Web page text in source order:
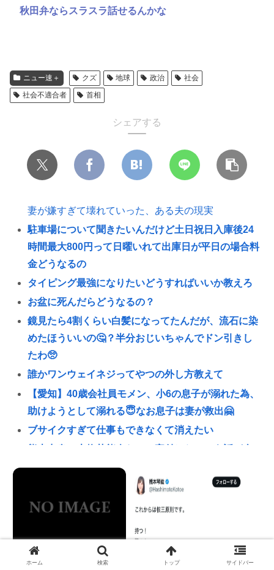
秋田弁ならスラスラ話せるんかな
ニュー速＋ クズ 地球 政治
社会
社会不適合者
首相
シェアする
妻が嫌すぎて壊れていった、ある夫の現実
駐車場について聞きたいんだけど土日祝日入庫後24
時間最大800円って日曜いれて出庫日が平日の場合料
金どうなるの
タイピング最強になりたいどうすればいいか教えろ
お盆に死んだらどうなるの？
鏡見たら4割くらい白髪になってたんだが、流石に染
めたほういいの🤔？半分おじいちゃんでドン引きし
たわ🥺
誰かワンウェイネジってやつの外し方教えて
【愛知】40歳会社員モメン、小6の息子が溺れた為、
助けようとして溺れる😇なお息子は妻が救出🤗
ブサイクすぎて仕事もできなくて消えたい
く出てこない人いるよな🙄
【緊急】少子化の原因、判明するwww
誰でもできる仕事してるやつって死にたくならん
なして君ら「テスラ」買わないの？モデル3なら300
万程度で買える.コスパ最強車がここにあるのに
【高市早苗】愛国者「これから
ホーム 検索 トップ サイドバー